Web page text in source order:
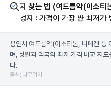
지 찾는 법 (여드름약(이소티
성지 : 가격이 가장 싼 최저가
용인시 여드름약(이소티논, 니메겐
며, 병원과 약국의 최저 가격 비교 지도
다.
출처: 나무위키